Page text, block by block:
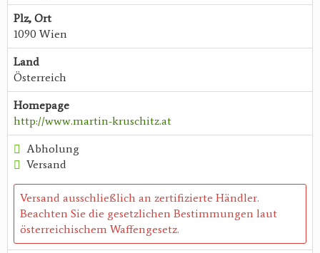
Plz, Ort
1090 Wien
Land
Österreich
Homepage
http://www.martin-kruschitz.at
Abholung
Versand
Versand ausschließlich an zertifizierte Händler.
Beachten Sie die gesetzlichen Bestimmungen laut
österreichischem Waffengesetz.